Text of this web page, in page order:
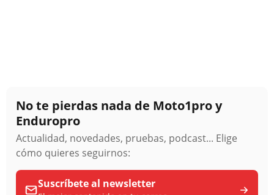
No te pierdas nada de Moto1pro y
Enduropro
Actualidad, novedades, pruebas, podcast... Elige
cómo quieres seguirnos:
Suscríbete al newsletter